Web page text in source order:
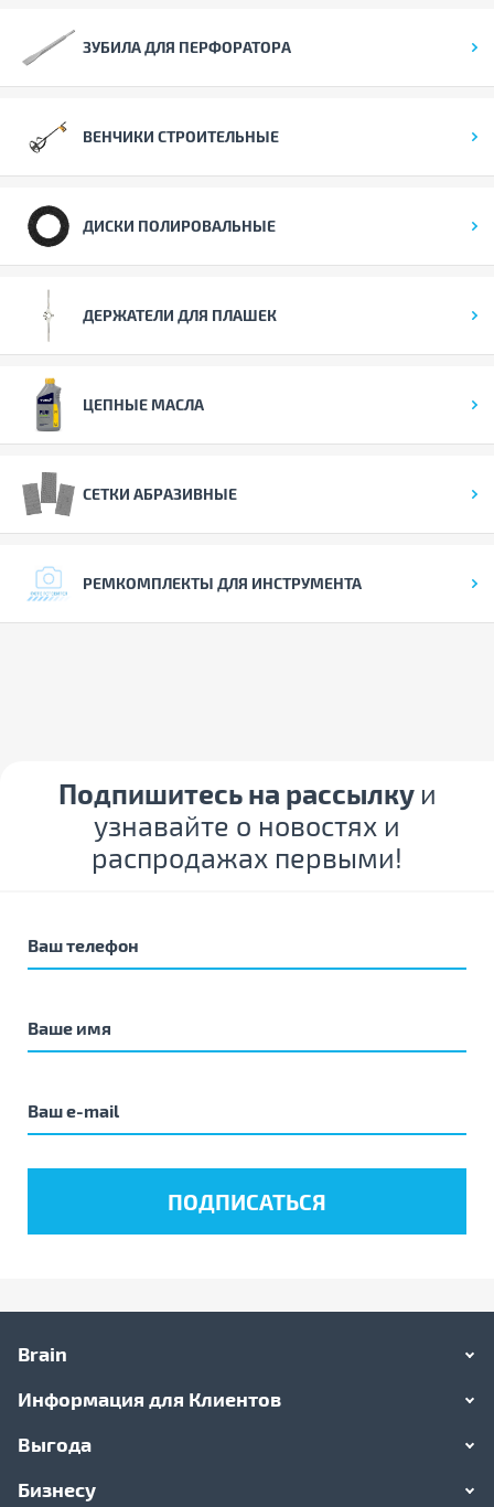
ЗУБИЛА ДЛЯ ПЕРФОРАТОРА
ВЕНЧИКИ СТРОИТЕЛЬНЫЕ
ДИСКИ ПОЛИРОВАЛЬНЫЕ
ДЕРЖАТЕЛИ ДЛЯ ПЛАШЕК
ЦЕПНЫЕ МАСЛА
СЕТКИ АБРАЗИВНЫЕ
РЕМКОМПЛЕКТЫ ДЛЯ ИНСТРУМЕНТА
Подпишитесь на рассылку и
узнавайте о новостях и
распродажах первыми!
Brain
Информация для Клиентов
Выгода
Бизнесу